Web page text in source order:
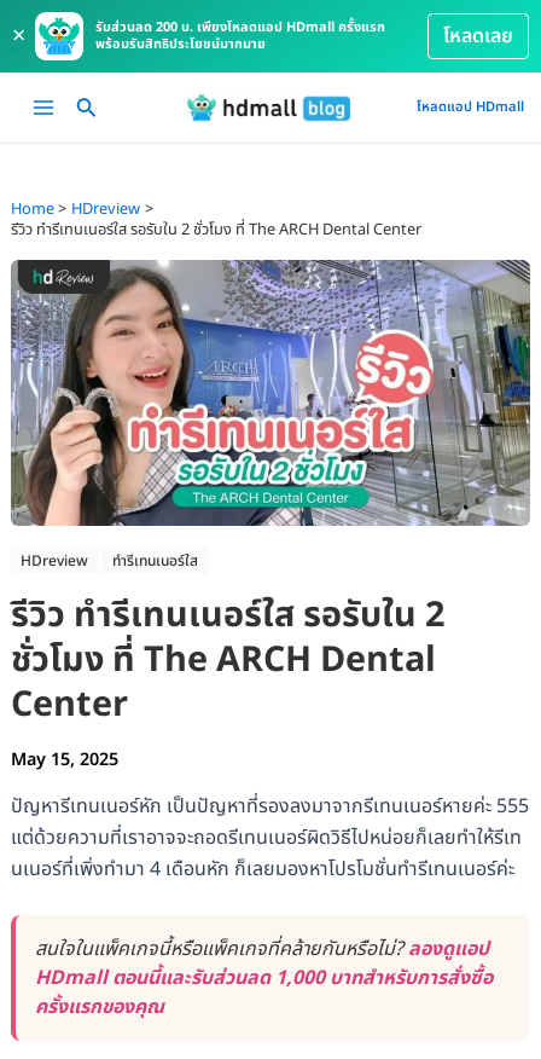
×
รับส่วนลด 200 บ. เพียงโหลดแอป HDmall ครั้งแรก
พร้อมรับสิทธิประโยชน์มากมาย
โหลดเลย
Main
โหลดแอป HDmall
Home
HDreview
รีวิว ทำรีเทนเนอร์ใส รอรับใน 2 ชั่วโมง ที่ The ARCH Dental Center
HDreview ทำรีเทนเนอร์ใส
รีวิว ทำรีเทนเนอร์ใส รอรับใน 2
ชั่วโมง ที่ The ARCH Dental
Center
May 15, 2025
ปัญหารีเทนเนอร์หัก เป็นปัญหาที่รองลงมาจากรีเทนเนอร์หายค่ะ 555
แต่ด้วยความที่เราอาจจะถอดรีเทนเนอร์ผิดวิธีไปหน่อยก็เลยทำให้รีเท
นเนอร์ที่เพิ่งทำมา 4 เดือนหัก ก็เลยมองหาโปรโมชั่นทำรีเทนเนอร์ค่ะ
สนใจในแพ็คเกจนี้หรือแพ็คเกจที่คล้ายกันหรือไม่?ลองดูแอป
HDmall ตอนนี้และรับส่วนลด 1,000 บาทสำหรับการสั่งซื้อ
ครั้งแรกของคุณ